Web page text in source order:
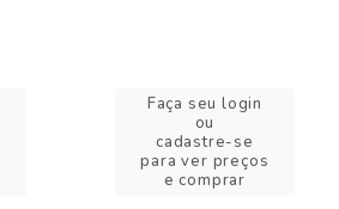
Faça seu login
ou
cadastre-se
para ver preços
e comprar